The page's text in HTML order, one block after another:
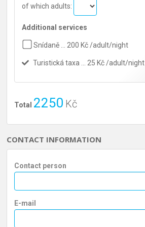
of which adults:
Additional services
Snídaně … 200 Kč /adult/night
Turistická taxa … 25 Kč /adult/night
Total 2250 Kč
CONTACT INFORMATION
Contact person
E-mail